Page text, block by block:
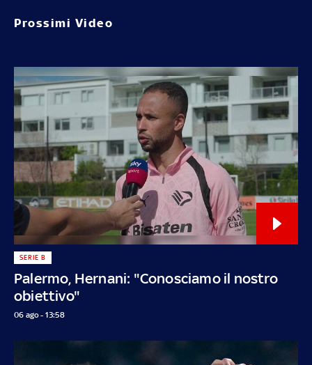
Prossimi Video
Palermo, Hernani: "Conosciamo il nostro
obiettivo"
SERIE B
06 ago - 13:58